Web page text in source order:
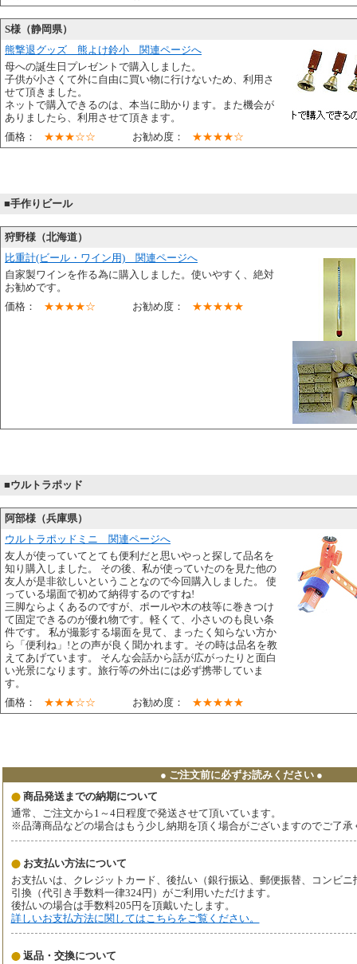
S様（静岡県）
熊撃退グッズ 熊よけ鈴小 関連ページへ
母への誕生日プレゼントで購入しました。
子供が小さくて外に自由に買い物に行けないため、利用さ
せて頂きました。
ネットで購入できるのは、本当に助かります。また機会が
ありましたら、利用させて頂きます。
価格：
★★★☆☆ お勧め度： ★★★★☆
■手作りビール
狩野様（北海道）
比重計(ビール・ワイン用) 関連ページへ
自家製ワインを作る為に購入しました。使いやすく、絶対
お勧めです。
価格：
★★★★☆ お勧め度： ★★★★★
■ウルトラポッド
阿部様（兵庫県）
ウルトラポッドミニ 関連ページへ
友人が使っていてとても便利だと思いやっと探して品名を
知り購入しました。 その後、私が使っていたのを見た他の
友人が是非欲しいということなので今回購入しました。 使
っている場面で初めて納得するのですね!
三脚ならよくあるのですが、ポールや木の枝等に巻きつけ
て固定できるのが優れ物です。軽くて、小さいのも良い条
件です。 私が撮影する場面を見て、まったく知らない方か
ら「便利ね」!との声が良く聞かれます。その時は品名を教
えてあげています。 そんな会話から話が広がったりと面白
い光景になります。旅行等の外出には必ず携帯していま
す。
価格：
★★★☆☆ お勧め度： ★★★★★
● ご注文前に必ずお読みください ●
商品発送までの納期について
通常、ご注文から1～4日程度で発送させて頂いています。
※品薄商品などの場合はもう少し納期を頂く場合がございますのでご了承
お支払い方法について
お支払いは、クレジットカード、後払い（銀行振込、郵便振替、コンビニ
引換（代引き手数料一律324円）がご利用いただけます。
後払いの場合は手数料205円を頂戴いたします。
詳しいお支払方法に関してはこちらをご覧ください。
返品・交換について